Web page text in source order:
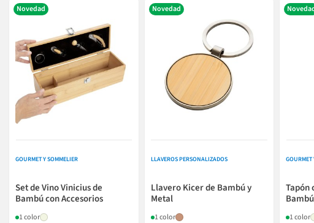
Novedad
GOURMET Y SOMMELIER
Set de Vino Vinicius de
Bambú con Accesorios
1 color
Novedad
LLAVEROS PERSONALIZADOS
Llavero Kicer de Bambú y
Metal
1 color
GOURMET
Tapón
1 color